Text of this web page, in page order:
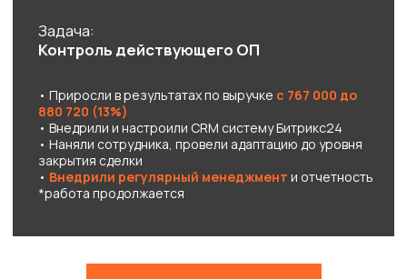
ПОЧЕМУ КЛИЕНТЫ
НАМ ДОВЕРЯЮТ?